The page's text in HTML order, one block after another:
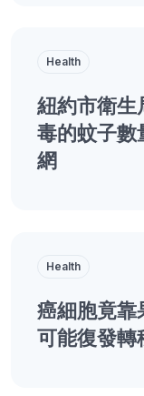
Health
紐約市衛生
毒的蚊子數
網
Health
癌細胞竟靠
可能復發轉